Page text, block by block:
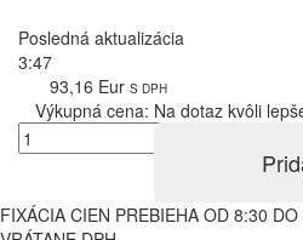
Posledná aktualizácia
3:47
93,16 Eur S DPH
Výkupná cena: Na dotaz kvôli
FIXÁCIA CIEN PREBIEHA OD 8:30